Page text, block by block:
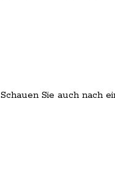
Schauen Sie auch nach